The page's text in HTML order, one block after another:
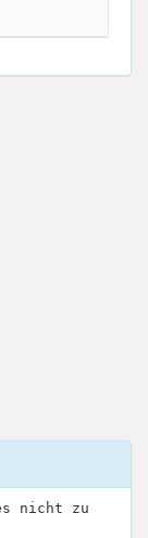
nicht zu